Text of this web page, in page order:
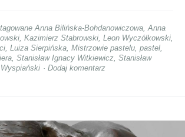
Anna Bilińska-Bohdanowiczowa, Anna
Kazimierz Stabrowski Leon Wyczółkowski
, Luiza Sierpińska, Mistrzowie pastelu, pastel,
, Stanisław Ignacy Witkiewicz, Stanisław
Wyspiański
Dodaj komentarz